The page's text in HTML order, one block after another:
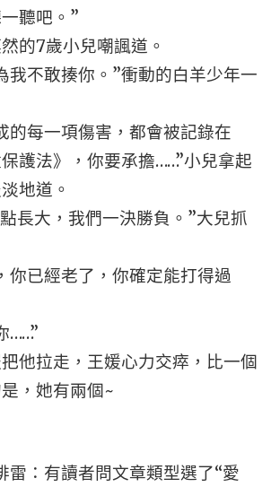
聽吧。”
的7歲小兒嘲諷道。
我不敢揍你。”衝動的白羊少年一
的每一項傷害，都會被記錄在
護法》，你要承擔……”小兒拿起
地道。
長大，我們一決勝負。”大兒抓
你已經老了，你確定能打得過
……”
他拉走，王媛心力交瘁，比一個
，她有兩個~
雷：有讀者問文章類型選了“愛